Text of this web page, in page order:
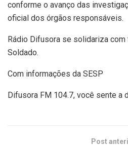
conforme o avanço das
oficial dos órgãos responsáveis.
Rádio Difusora se solidariza
Soldado.
Com informações da SESP
Difusora FM 104.7, você sente a
Post